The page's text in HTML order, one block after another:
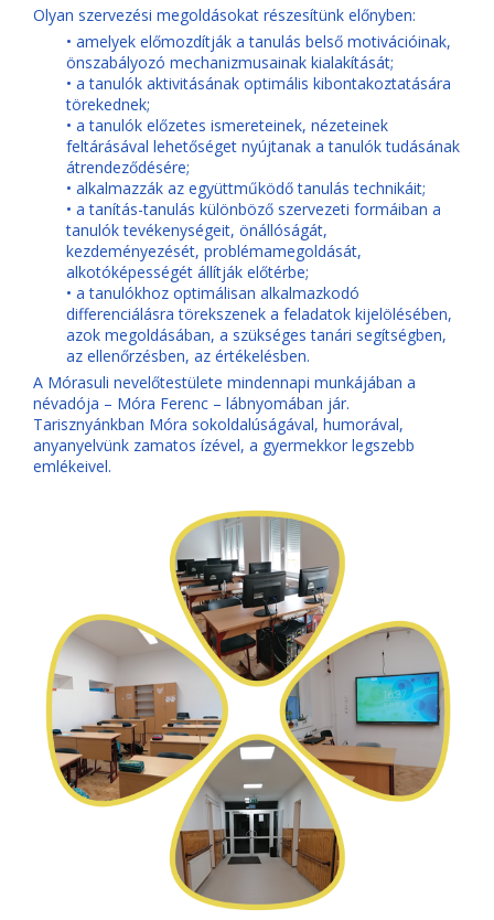
Olyan szervezési megoldásokat részesítünk előnyben:
• amelyek előmozdítják a tanulás belső motivációinak,
önszabályozó mechanizmusainak kialakítását;
• a tanulók aktivitásának optimális kibontakoztatására
törekednek;
• a tanulók előzetes ismereteinek, nézeteinek
feltárásával lehetőséget nyújtanak a tanulók tudásának
átrendeződésére;
• alkalmazzák az együttműködő tanulás technikáit;
• a tanítás-tanulás különböző szervezeti formáiban a
tanulók tevékenységeit, önállóságát,
kezdeményezését, problémamegoldását,
alkotóképességét állítják előtérbe;
• a tanulókhoz optimálisan alkalmazkodó
differenciálásra törekszenek a feladatok kijelölésében,
azok megoldásában, a szükséges tanári segítségben,
az ellenőrzésben, az értékelésben.
A Mórasuli nevelőtestülete mindennapi munkájában a
névadója – Móra Ferenc – lábnyomában jár.
Tarisznyánkban Móra sokoldalúságával, humorával,
anyanyelvünk zamatos ízével, a gyermekkor legszebb
emlékeivel.